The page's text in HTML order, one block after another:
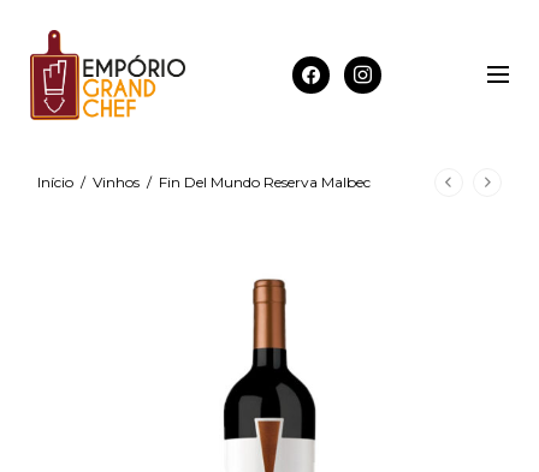
Início / Vinhos / Fin Del Mundo Reserva Malbec